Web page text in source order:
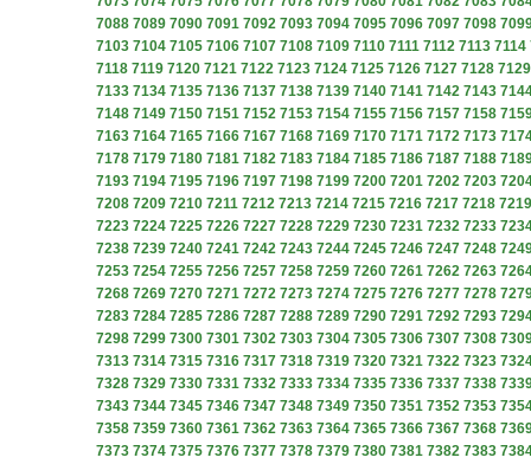
7088 7089 7090 7091 7092 7093 7094 7095 7096 7097 7098
7103 7104 7105 7106 7107 7108 7109 7110 7111 7112 7113 7114
7118 7119 7120 7121 7122 7123 7124 7125 7126 7127 7128 7129
7133 7134 7135 7136 7137 7138 7139 7140 7141 7142 7143
7148 7149 7150 7151 7152 7153 7154 7155 7156 7157 7158
7163 7164 7165 7166 7167 7168 7169 7170 7171 7172 7173
7178 7179 7180 7181 7182 7183 7184 7185 7186 7187 7188
7193 7194 7195 7196 7197 7198 7199 7200 7201 7202 7203
7208 7209 7210 7211 7212 7213 7214 7215 7216 7217 7218 7219
7223 7224 7225 7226 7227 7228 7229 7230 7231 7232 7233
7238 7239 7240 7241 7242 7243 7244 7245 7246 7247 7248
7253 7254 7255 7256 7257 7258 7259 7260 7261 7262 7263
7268 7269 7270 7271 7272 7273 7274 7275 7276 7277 7278
7283 7284 7285 7286 7287 7288 7289 7290 7291 7292 7293
7298 7299 7300 7301 7302 7303 7304 7305 7306 7307 7308
7313 7314 7315 7316 7317 7318 7319 7320 7321 7322 7323
7328 7329 7330 7331 7332 7333 7334 7335 7336 7337 7338
7343 7344 7345 7346 7347 7348 7349 7350 7351 7352 7353
7358 7359 7360 7361 7362 7363 7364 7365 7366 7367 7368
7373 7374 7375 7376 7377 7378 7379 7380 7381 7382 7383